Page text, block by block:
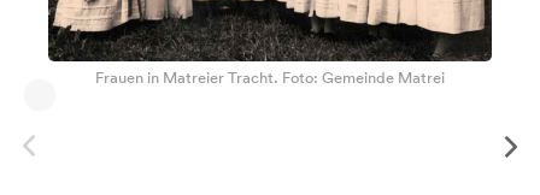
Frauen in Matreier Tracht. Foto: Gemeinde Matrei